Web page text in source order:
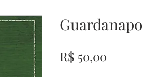
R$ 50,00Preço